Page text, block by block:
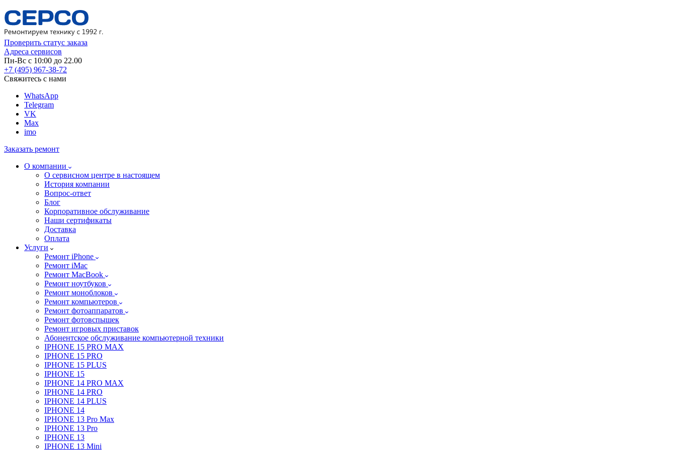
Проверить статус заказа
Адреса сервисов
Пн-Вс с 10:00 до 22.00
+7 (495) 967-38-72
Свяжитесь с нами
WhatsApp
Telegram
VK
Max
imo
Заказать ремонт
О компании
О сервисном центре в настоящем
История компании
Вопрос-ответ
Блог
Корпоративное обслуживание
Наши сертификаты
Доставка
Оплата
Услуги
Ремонт iPhone
Ремонт iMac
Ремонт MacBook
Ремонт ноутбуков
Ремонт моноблоков
Ремонт компьютеров
Ремонт фотоаппаратов
Ремонт фотовспышек
Ремонт игровых приставок
Абонентское обслуживание компьютерной техники
IPHONE 15 PRO MAX
IPHONE 15 PRO
IPHONE 15 PLUS
IPHONE 15
IPHONE 14 PRO MAX
IPHONE 14 PRO
IPHONE 14 PLUS
IPHONE 14
IPHONE 13 Pro Max
IPHONE 13 Pro
IPHONE 13
IPHONE 13 Mini